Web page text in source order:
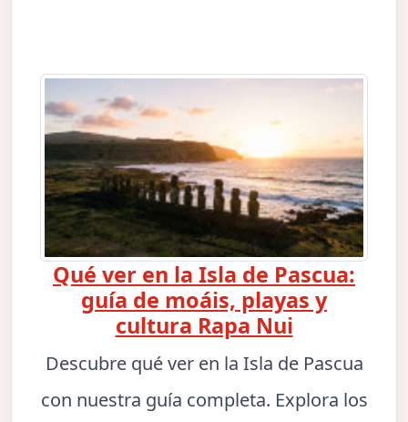
Qué ver en la Isla de Pascua:
guía de moáis, playas y
cultura Rapa Nui
Descubre qué ver en la Isla de Pascua
con nuestra guía completa. Explora los